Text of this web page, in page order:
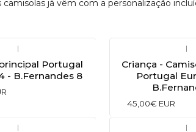
camisolas já vêm com a personalização
|
Portugal
- B.Fernandes 8
|
Criança -
Portugal
45,00€ EUR
| |